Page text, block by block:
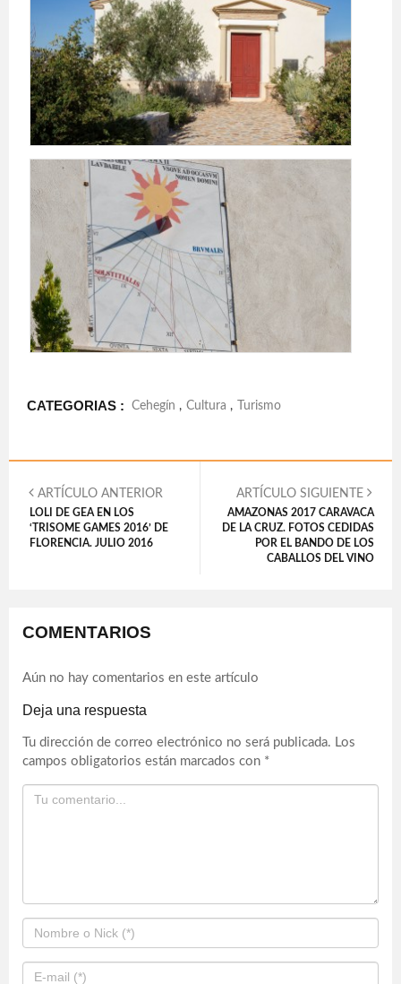
CATEGORIAS : Cehegín , Cultura , Turismo
ARTÍCULO ANTERIOR
LOLI DE GEA EN LOS
‘TRISOME GAMES 2016’ DE
FLORENCIA. JULIO 2016
ARTÍCULO SIGUIENTE
AMAZONAS 2017 CARAVACA
DE LA CRUZ. FOTOS CEDIDAS
POR EL BANDO DE LOS
CABALLOS DEL VINO
COMENTARIOS
Aún no hay comentarios en este artículo
Deja una respuesta
Tu dirección de correo electrónico no será publicada. Los
campos obligatorios están marcados con *